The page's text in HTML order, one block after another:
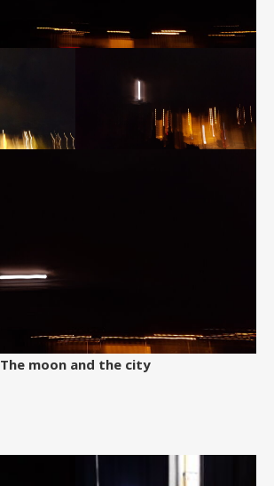
The moon and the city